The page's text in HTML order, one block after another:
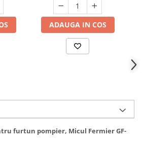
Uscatoare
ADAUGA IN COS
furtun pompier, Micul Fermier GF-